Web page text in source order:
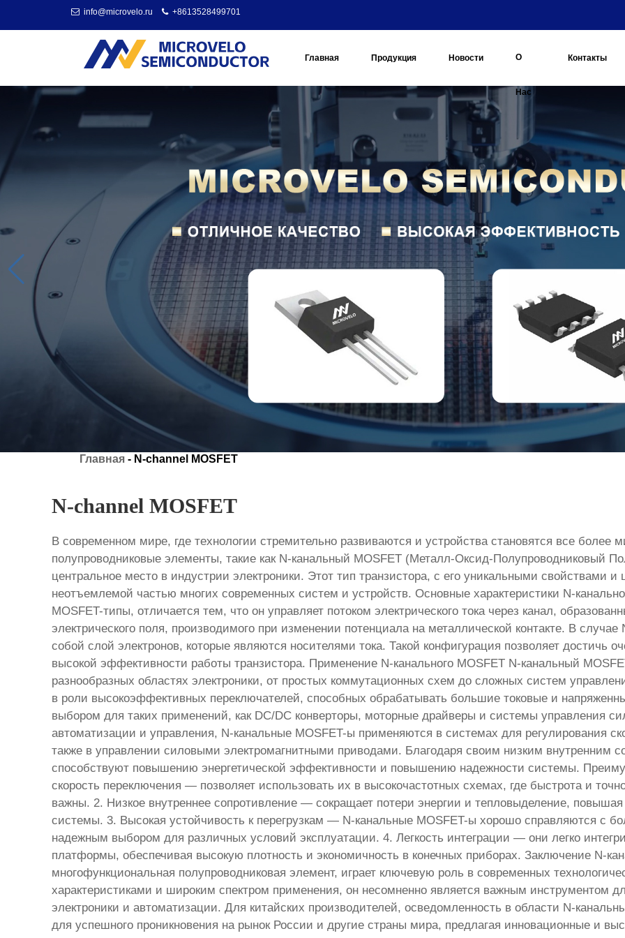
info@microvelo.ru +8613528499701
Главная Продукция Новости О
Нас
Контакты
Главная - N-channel MOSFET
N-channel MOSFET
В современном мире, где технологии стремительно развиваются и устройства становятся все
полупроводниковые элементы, такие как N-канальный MOSFET (Металл-Оксид-Полупроводниковый
центральное место в индустрии электроники. Этот тип транзистора, с его уникальными свойствами
неотъемлемой частью многих современных систем и устройств. Основные характеристики N-
MOSFET-типы, отличается тем, что он управляет потоком электрического тока через канал,
электрического поля, производимого при изменении потенциала на металлической контакте. В случае
собой слой электронов, которые являются носителями тока. Такой конфигурация позволяет достичь
высокой эффективности работы транзистора. Применение N-канального MOSFET N-канальный
разнообразных областях электроники, от простых коммутационных схем до сложных систем
в роли высокоэффективных переключателей, способных обрабатывать большие токовые и
выбором для таких применений, как DC/DC конверторы, моторные драйверы и системы управления
автоматизации и управления, N-канальные MOSFET-ы применяются в системах для регулирования
также в управлении силовыми электромагнитными приводами. Благодаря своим низким внутренним
способствуют повышению энергетической эффективности и повышению надежности системы.
скорость переключения — позволяет использовать их в высокочастотных схемах, где быстрота и
важны. 2. Низкое внутреннее сопротивление — сокращает потери энергии и тепловыделение,
системы. 3. Высокая устойчивость к перегрузкам — N-канальные MOSFET-ы хорошо справляются с
надежным выбором для различных условий эксплуатации. 4. Легкость интеграции — они легко
платформы, обеспечивая высокую плотность и экономичность в конечных приборах. Заключение N-
многофункциональная полупроводниковая элемент, играет ключевую роль в современных
характеристиками и широким спектром применения, он несомненно является важным инструментом
электроники и автоматизации. Для китайских производителей, осведомленность в области N-
для успешного проникновения на рынок России и другие страны мира, предлагая инновационные и